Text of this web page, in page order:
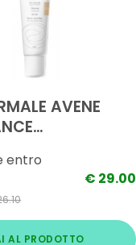
AVENE
entro
€ 29.00
AL PRODOTTO